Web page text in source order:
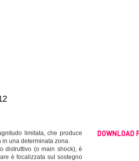
limitata, che produce
una determinata zona.
distruttivo (o main shock), è
è focalizzata sul sostegno
DOWNLOAD